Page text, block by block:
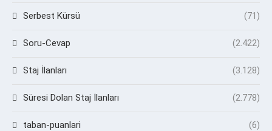
Serbest Kürsü (71)
Soru-Cevap (2.422)
Staj İlanları (3.128)
Süresi Dolan Staj İlanları (2.778)
taban-puanlari (6)